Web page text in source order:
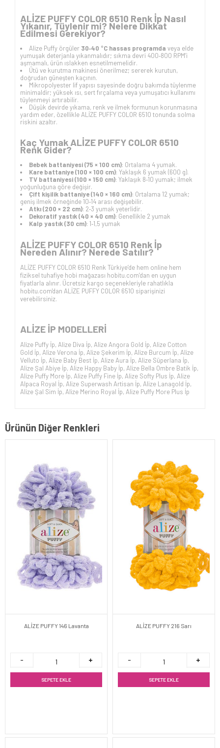
ALİZE PUFFY COLOR 6510 Renk İp Nasıl
Yıkanır, Tüylenir mi? Nelere Dikkat
Edilmesi Gerekiyor?
Alize Puffy örgüler 30‑40 °C hassas programda veya elde
yumuşak deterjanla yıkanmalıdır; sıkma devri 400‑800 RPM’i
aşmamalı, ürün ıslakken esnetilmemelidir.
Ütü ve kurutma makinesi önerilmez; sererek kurutun,
doğrudan güneşten kaçının.
Mikropolyester lif yapısı sayesinde doğru bakımda tüylenme
minimaldir; yüksek ısı, sert fırçalama veya yumuşatıcı kullanımı
tüylenmeyi artırabilir.
Düşük devirde yıkama, renk ve ilmek formunun korunmasına
yardım eder, özellikle ALİZE PUFFY COLOR 6510 tonunda solma
riskini azaltır.
Kaç Yumak ALİZE PUFFY COLOR 6510
Renk Gider?
Bebek battaniyesi (75 × 100 cm): Ortalama 4 yumak.
Kare battaniye (100 × 100 cm): Yaklaşık 6 yumak (600 g).
TV battaniyesi (100 × 150 cm): Yaklaşık 8‑10 yumak; ilmek
yoğunluğuna göre değişir.
Çift kişilik battaniye (140 × 160 cm): Ortalama 12 yumak;
geniş ilmek örneğinde 10‑14 arası değişebilir.
Atkı (200 × 22 cm): 2‑3 yumak yeterlidir.
Dekoratif yastık (40 × 40 cm): Genellikle 2 yumak
Kalp yastık (30 cm): 1‑1,5 yumak
ALİZE PUFFY COLOR 6510 Renk İp
Nereden Alınır? Nerede Satılır?
ALİZE PUFFY COLOR 6510 Renk Türkiye’de hem online hem
fiziksel tuhafiye hobi mağazası hobitu.com’dan en uygun
fiyatlarla alınır. Ücretsiz kargo seçenekleriyle rahatlıkla
hobitu.com'dan ALİZE PUFFY COLOR 6510 siparişinizi
verebilirsiniz.
ALİZE İP MODELLERİ
Alize Puffy İp, Alize Diva İp, Alize Angora Gold İp, Alize Cotton
Gold İp, Alize Verona İp, Alize Şekerim İp, Alize Burcum İp, Alize
Velluto İp, Alize Baby Best İp, Alize Aura İp, Alize Süperlana İp,
Alize Şal Abiye İp, Alize Happy Baby İp, Alize Bella Ombre Batik İp,
Alize Puffy More İp, Alize Puffy Fine İp, Alize Softy Plus İp, Alize
Alpaca Royal İp, Alize Superwash Artisan İp, Alize Lanagold İp,
Alize Şal Sim İp, Alize Merino Royal İp, Alize Puffy More Plus İp
Ürünün Diğer Renkleri
ALİZE PUFFY 146 Lavanta
SEPETE EKLE
ALİZE PUFFY 216 Sarı
SEPETE EKLE